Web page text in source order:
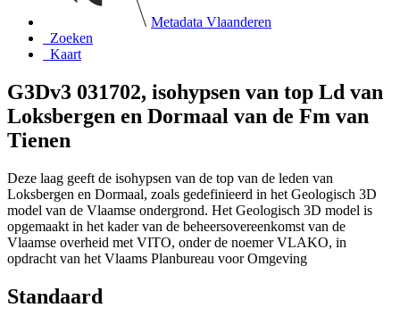
Metadata Vlaanderen
Zoeken
Kaart
G3Dv3 031702, isohypsen van top Ld van
Loksbergen en Dormaal van de Fm van
Tienen
Deze laag geeft de isohypsen van de top van de leden van
Loksbergen en Dormaal, zoals gedefinieerd in het Geologisch 3D
model van de Vlaamse ondergrond. Het Geologisch 3D model is
opgemaakt in het kader van de beheersovereenkomst van de
Vlaamse overheid met VITO, onder de noemer VLAKO, in
opdracht van het Vlaams Planbureau voor Omgeving
Standaard